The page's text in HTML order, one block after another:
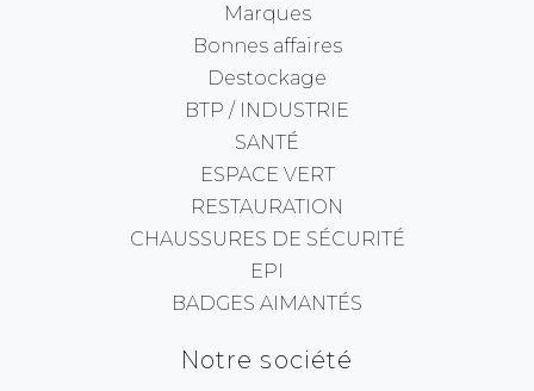
Marques
Bonnes affaires
Destockage
BTP / INDUSTRIE
SANTÉ
ESPACE VERT
RESTAURATION
CHAUSSURES DE SÉCURITÉ
EPI
BADGES AIMANTÉS
Notre société